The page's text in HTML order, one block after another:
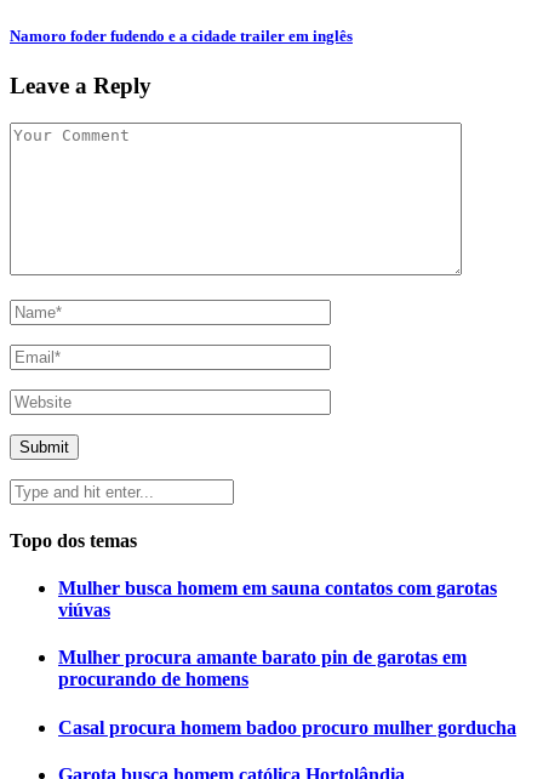
Namoro foder fudendo e a cidade trailer em inglês
Leave a Reply
Topo dos temas
Mulher busca homem em sauna contatos com garotas
viúvas
Mulher procura amante barato pin de garotas em
procurando de homens
Casal procura homem badoo procuro mulher gorducha
Garota busca homem católica Hortolândia